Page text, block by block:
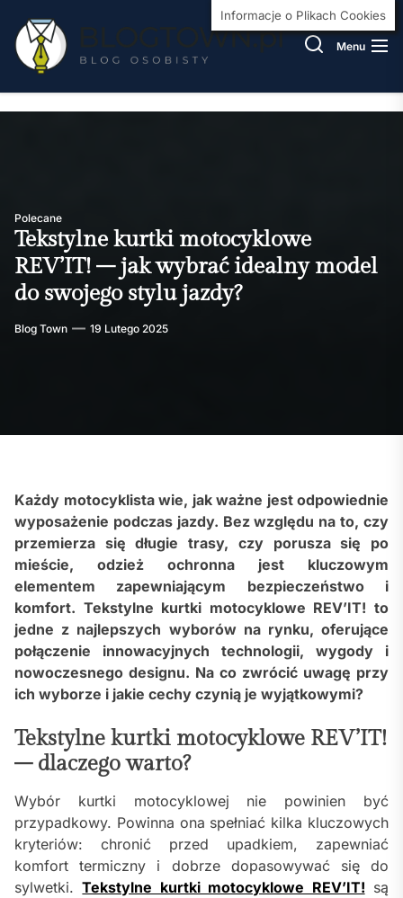
the
content
Menu
Polecane
Tekstylne kurtki motocyklowe
REV’IT! – jak wybrać idealny model
do swojego stylu jazdy?
Blog Town 19 Lutego 2025
Każdy motocyklista wie, jak ważne jest odpowiednie
wyposażenie podczas jazdy. Bez względu na to, czy
przemierza się długie trasy, czy porusza się po
mieście, odzież ochronna jest kluczowym
elementem zapewniającym bezpieczeństwo i
komfort. Tekstylne kurtki motocyklowe REV’IT! to
jedne z najlepszych wyborów na rynku, oferujące
połączenie innowacyjnych technologii, wygody i
nowoczesnego designu. Na co zwrócić uwagę przy
ich wyborze i jakie cechy czynią je wyjątkowymi?
Tekstylne kurtki motocyklowe REV’IT!
– dlaczego warto?
Wybór kurtki motocyklowej nie powinien być
przypadkowy. Powinna ona spełniać kilka kluczowych
kryteriów: chronić przed upadkiem, zapewniać
komfort termiczny i dobrze dopasowywać się do
sylwetki.Tekstylne kurtki motocyklowe REV’IT! są
Informacje o Plikach Cookies